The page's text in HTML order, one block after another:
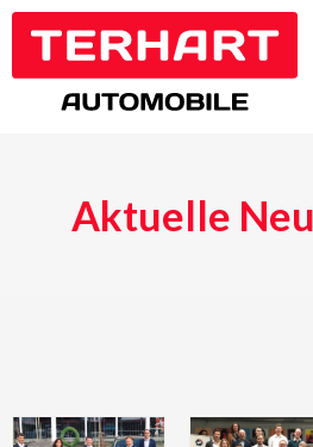
Zum
Inhalt
springen
Aktuelle